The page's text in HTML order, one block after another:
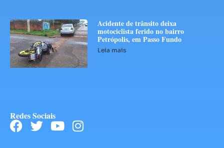
Acidente de trânsito deixa
motociclista ferido no bairro
Petrópolis, em Passo Fundo
Leia mais
Redes Sociais